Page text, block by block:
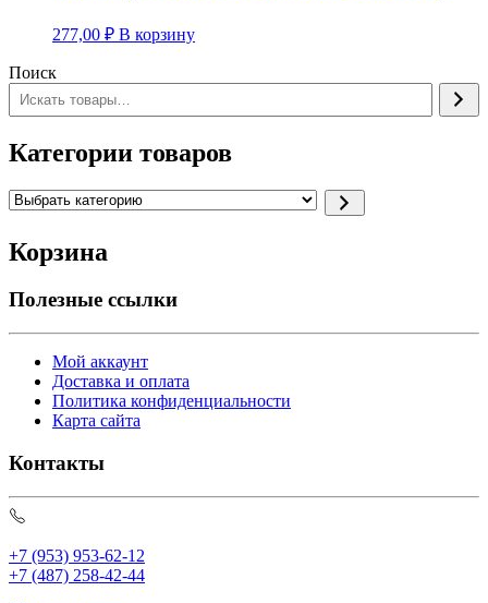
277,00 ₽ В корзину
Поиск
Категории товаров
Выбрать
Корзина
Полезные ссылки
Мой аккаунт
Доставка и оплата
Политика конфиденциальности
Карта сайта
Контакты
+7 (953) 953-62-12
+7 (487) 258-42-44